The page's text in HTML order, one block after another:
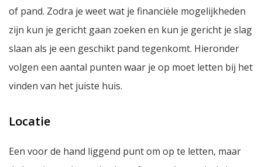
of pand. Zodra je weet wat je financiële mogelijkheden
zijn kun je gericht gaan zoeken en kun je gericht je slag
slaan als je een geschikt pand tegenkomt. Hieronder
volgen een aantal punten waar je op moet letten bij het
vinden van het juiste huis.
Locatie
Een voor de hand liggend punt om op te letten, maar